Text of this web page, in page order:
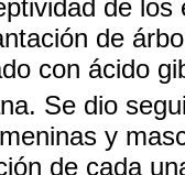
de
de
con ácido
Se dio
y
de cada